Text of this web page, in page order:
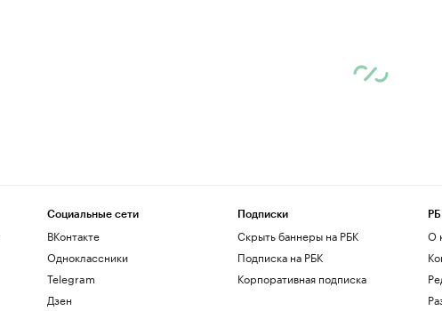
Социальные сети
ВКонтакте
Одноклассники
Telegram
Дзен
Подписки
Скрыть баннеры на РБК
Подписка на РБК
Корпоративная подписка
О